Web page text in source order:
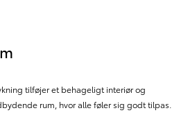
tilføjer et behageligt interiør og
rum, hvor alle føler sig godt tilpas.